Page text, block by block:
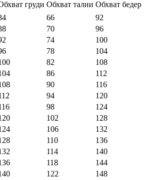
груди Обхват талии Обхват бедер
66
92
70
96
74
100
78
104
82
108
86
112
90
116
94
120
98
124
102
128
106
132
110
136
114
140
118
144
122
148